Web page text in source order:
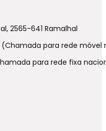
2565-641 Ramalhal
(Chamada para rede móvel
para rede fixa